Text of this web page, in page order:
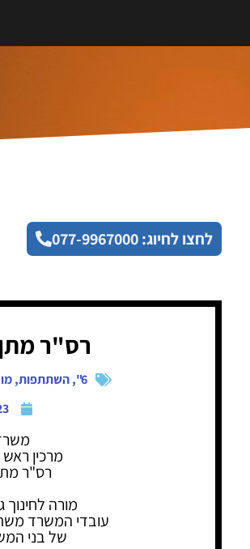
לחצו לחיוג: 077-9967000
רס"ר
6"
,השתתפות,
מרכין
רס"ר
מורה
עובדי המשרד
של בני